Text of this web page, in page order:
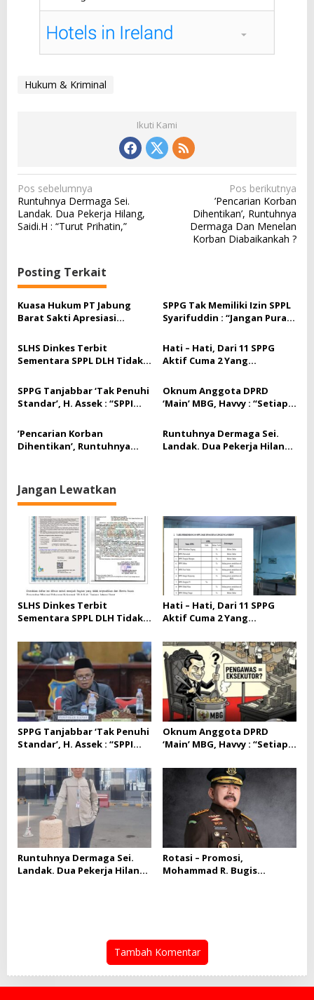
Hukum & Kriminal
Ikuti Kami
N
a
v
i
g
p
o
s
Pos sebelumnya
Runtuhnya Dermaga Sei.
Landak. Dua Pekerja Hilang,
Saidi.H : “Turut Prihatin,”
Pos berikutnya
‎’Pencarian Korban
Dihentikan’, Runtuhnya
Dermaga Dan Menelan
Korban Diabaikankah ?
Posting Terkait
Kuasa Hukum PT Jabung
Barat Sakti Apresiasi
SPPG Tak Memiliki Izin SPPL
Syarifuddin : “Jangan Pura –
Timbul Korban”
SLHS Dinkes Terbit
Sementara SPPL DLH Tidak
Hati – Hati, Dari 11 SPPG
Aktif Cuma 2 Yang
Kab.Tanjabbar.
SPPG Tanjabbar ‘Tak Penuhi
Standar’, H. Assek : “SPPI
Bertanggungjawab Terkait
itu,”
Oknum Anggota DPRD
‘Main’ MBG, Havvy : “Setiap
Ditindaklanjuti,”
‎’Pencarian Korban
Dihentikan’, Runtuhnya
Runtuhnya Dermaga Sei.
Landak. Dua Pekerja Hilang,
Jangan Lewatkan
SLHS Dinkes Terbit
Sementara SPPL DLH Tidak
Hati – Hati, Dari 11 SPPG
Aktif Cuma 2 Yang
Kab.Tanjabbar.
SPPG Tanjabbar ‘Tak Penuhi
Standar’, H. Assek : “SPPI
Bertanggungjawab Terkait
itu,”
Oknum Anggota DPRD
‘Main’ MBG, Havvy : “Setiap
Ditindaklanjuti,”
Runtuhnya Dermaga Sei.
Landak. Dua Pekerja Hilang,
Rotasi – Promosi,
Mohammad R. Bugis
Tambah Komentar